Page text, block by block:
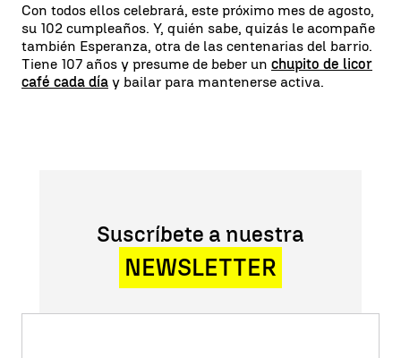
Con todos ellos celebrará, este próximo mes de agosto,
su 102 cumpleaños. Y, quién sabe, quizás le acompañe
también Esperanza, otra de las centenarias del barrio.
Tiene 107 años y presume de beber un chupito de licor
café cada día y bailar para mantenerse activa.
Suscríbete a nuestra
NEWSLETTER